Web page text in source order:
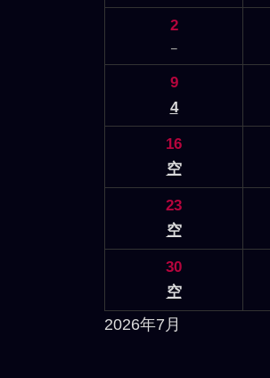
2
－
9
4
16
空
23
空
30
空
2026年7月